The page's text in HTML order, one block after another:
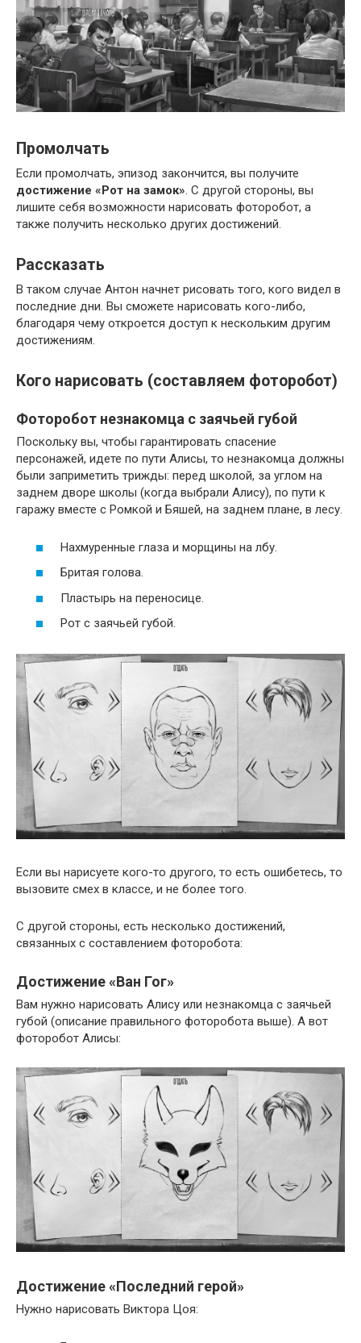
Промолчать
Если промолчать, эпизод закончится, вы получите
достижение «Рот на замок». С другой стороны, вы
лишите себя возможности нарисовать фоторобот, а
также получить несколько других достижений.
Рассказать
В таком случае Антон начнет рисовать того, кого видел в
последние дни. Вы сможете нарисовать кого-либо,
благодаря чему откроется доступ к нескольким другим
достижениям.
Кого нарисовать (составляем фоторобот)
Фоторобот незнакомца с заячьей губой
Поскольку вы, чтобы гарантировать спасение
персонажей, идете по пути Алисы, то незнакомца должны
были заприметить трижды: перед школой, за углом на
заднем дворе школы (когда выбрали Алису), по пути к
гаражу вместе с Ромкой и Бяшей, на заднем плане, в лесу.
Нахмуренные глаза и морщины на лбу.
Бритая голова.
Пластырь на переносице.
Рот с заячьей губой.
Если вы нарисуете кого-то другого, то есть ошибетесь, то
вызовите смех в классе, и не более того.
С другой стороны, есть несколько достижений,
связанных с составлением фоторобота:
Достижение «Ван Гог»
Вам нужно нарисовать Алису или незнакомца с заячьей
губой (описание правильного фоторобота выше). А вот
фоторобот Алисы:
Достижение «Последний герой»
Нужно нарисовать Виктора Цоя: